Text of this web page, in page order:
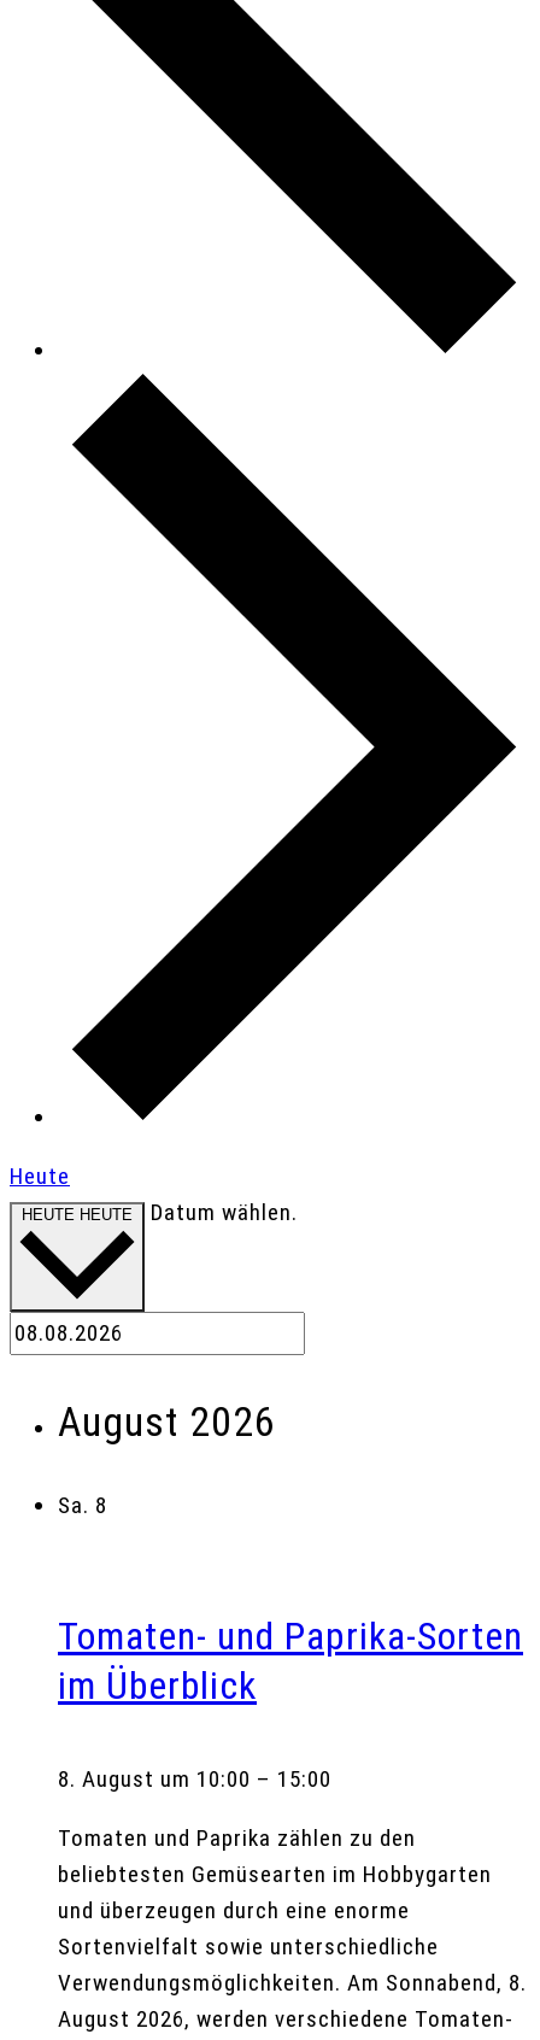
Heute
HEUTE HEUTE Datum wählen.
August 2026
Sa. 8
Tomaten- und Paprika-Sorten
im Überblick
8. August um 10:00 – 15:00
Tomaten und Paprika zählen zu den
beliebtesten Gemüsearten im Hobbygarten
und überzeugen durch eine enorme
Sortenvielfalt sowie unterschiedliche
Verwendungsmöglichkeiten. Am Sonnabend, 8.
August 2026, werden verschiedene Tomaten-